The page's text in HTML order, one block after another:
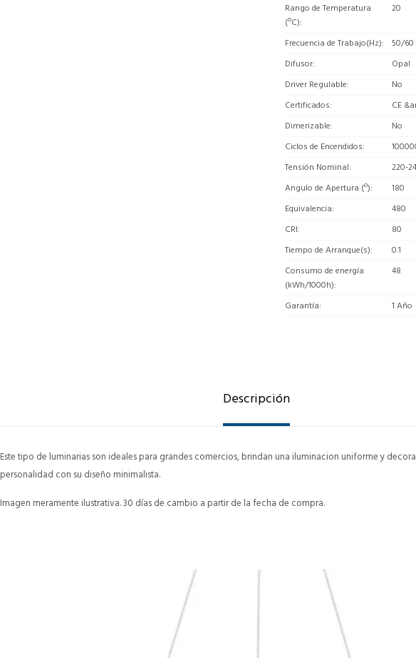
Rango de Temperatura
(ºC)
20
Frecuencia de Trabajo(Hz)
50/60
Difusor
Opal
Driver Regulable
No
Certificados
CE
Dimerizable
No
Ciclos de Encendidos
Tensión Nominal
220-
Angulo de Apertura (º)
180
Equivalencia
480
CRI
80
Tiempo de Arranque(s)
0.1
Consumo de energía
(kWh/1000h)
48
Garantía 1 Año
Descripción
Este tipo de luminarias son ideales para grandes comercios, brindan una iluminacion uniforme y
personalidad con su diseño minimalista.
Imagen meramente ilustrativa. 30 días de cambio a partir de la fecha de compra.